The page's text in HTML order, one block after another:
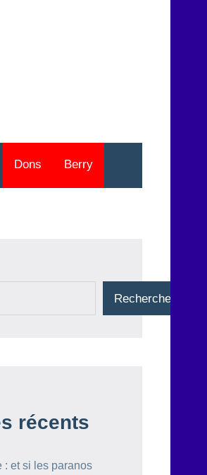
Dons Berry
Rechercher
récents
: et si les paranos